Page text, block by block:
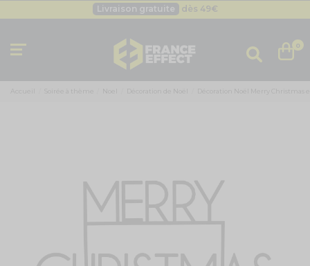
Livraison gratuite dès 49€
Livraison gratuite dès 49 0
Accueil Soirée à thème Décoration de Noël Décoration Noël Merry Christmas